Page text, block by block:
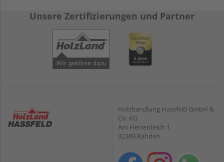
Unsere Zertifizierungen und Partner
Holzhandlung Hassfeld GmbH &
Co. KG
Am Herrenteich 1
32369 Rahden